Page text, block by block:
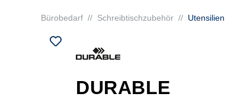
Bürobedarf // Schreibtischzubehör // Utensilien
DURABLE